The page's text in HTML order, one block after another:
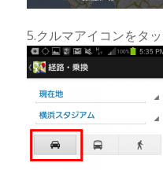
5.クルマアイコンをタ